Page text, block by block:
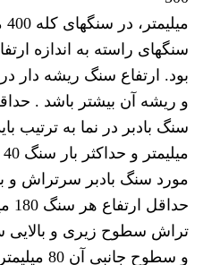
سنگهای راسته به اندازه
بود. ارتفاع سنگ ریشه دار
و ریشه آن بیشتر باشد .
مورد سنگ بادبر سرتراش و
و سطوح